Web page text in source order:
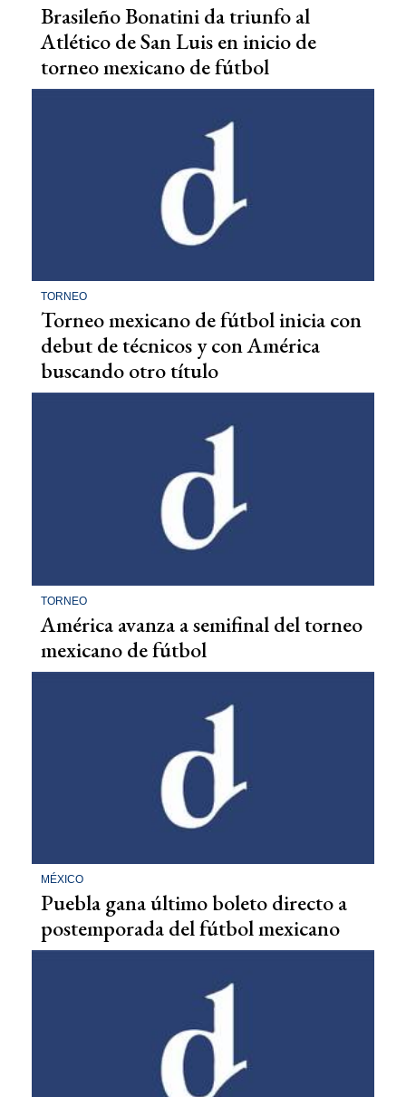
Brasileño Bonatini da triunfo al
Atlético de San Luis en inicio de
torneo mexicano de fútbol
TORNEO
Torneo mexicano de fútbol inicia con
debut de técnicos y con América
buscando otro título
TORNEO
América avanza a semifinal del torneo
mexicano de fútbol
MÉXICO
Puebla gana último boleto directo a
postemporada del fútbol mexicano